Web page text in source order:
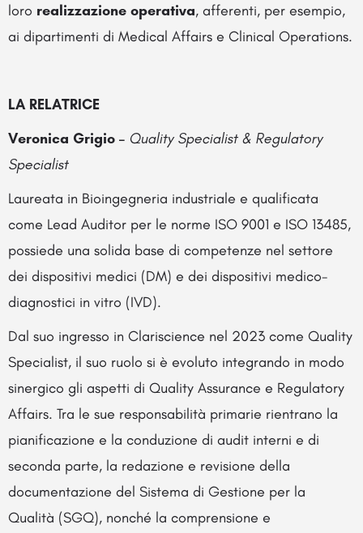
loro realizzazione operativa, afferenti, per esempio,
ai dipartimenti di Medical Affairs e Clinical Operations.
LA RELATRICE
Veronica Grigio – Quality Specialist & Regulatory
Specialist
Laureata in Bioingegneria industriale e qualificata
come Lead Auditor per le norme ISO 9001 e ISO 13485,
possiede una solida base di competenze nel settore
dei dispositivi medici (DM) e dei dispositivi medico-
diagnostici in vitro (IVD).
Dal suo ingresso in Clariscience nel 2023 come Quality
Specialist, il suo ruolo si è evoluto integrando in modo
sinergico gli aspetti di Quality Assurance e Regulatory
Affairs. Tra le sue responsabilità primarie rientrano la
pianificazione e la conduzione di audit interni e di
seconda parte, la redazione e revisione della
documentazione del Sistema di Gestione per la
Qualità (SGQ), nonché la comprensione e